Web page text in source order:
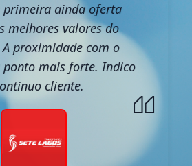
primeira ainda oferta
melhores valores do
proximidade com o
ponto mais forte. Indico
cliente.